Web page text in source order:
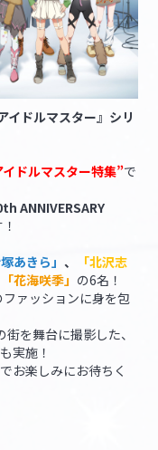
イドルマスター』シリ
ドルマスター特集”で
ANNIVERSARY
塚あきら」、
「北沢志
「花海咲季」 の6名！
ァッションに身を包
街を舞台に撮影した、
実施！
お楽しみにお待ちく